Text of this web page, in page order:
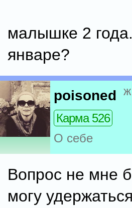
малышке 2
январе?
poisoned ж
Карма 526
О себе
Вопрос не мне
могу